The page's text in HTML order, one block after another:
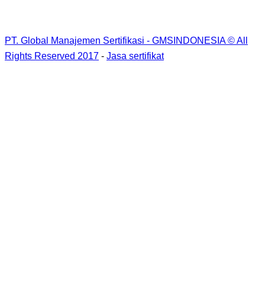
PT. Global Manajemen Sertifikasi - GMSINDONESIA © All
Rights Reserved 2017 - Jasa sertifikat